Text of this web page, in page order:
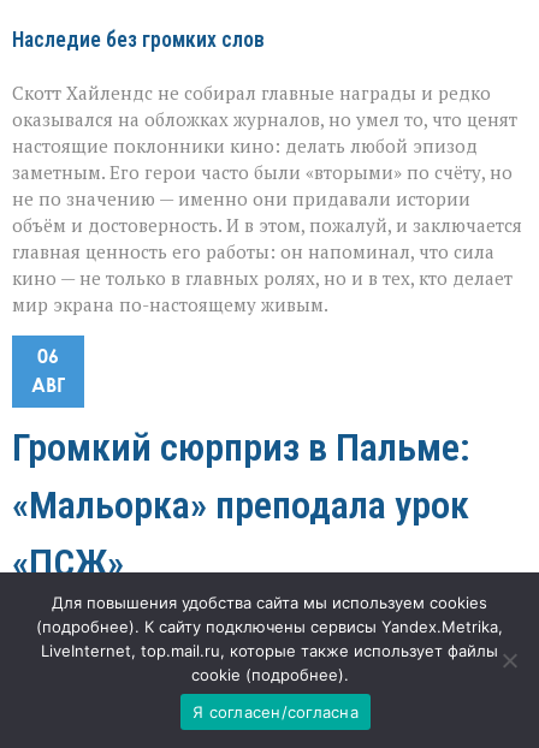
Наследие без громких слов
Скотт Хайлендс не собирал главные награды и редко
оказывался на обложках журналов, но умел то, что ценят
настоящие поклонники кино: делать любой эпизод
заметным. Его герои часто были «вторыми» по счёту, но
не по значению — именно они придавали истории
объём и достоверность. И в этом, пожалуй, и заключается
главная ценность его работы: он напоминал, что сила
кино — не только в главных ролях, но и в тех, кто делает
мир экрана по-настоящему живым.
06
АВГ
Громкий сюрприз в Пальме:
«Мальорка» преподала урок
«ПСЖ»
"Наша газета" 63 Комментарии
записи
Громкий
в
отключены
«Когда гранд проигрывает 0:3 в товарищеской игре, это
не просто неудачный вечер — это повод всерьёз
задуматься о балансе команды», — отмечает футбольный
Для повышения удобства сайта мы используем cookies
(подробнее). К сайту подключены сервисы Yandex.Metrika,
LiveInternet, top.mail.ru, которые также использует файлы
cookie (подробнее).
Я согласен/согласна